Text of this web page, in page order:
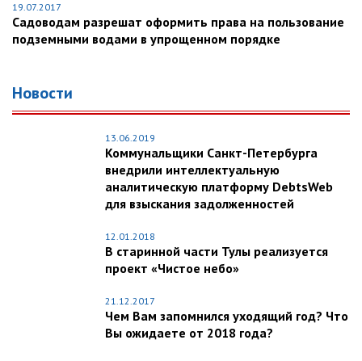
19.07.2017
Садоводам разрешат оформить права на пользование
подземными водами в упрощенном порядке
Новости
13.06.2019
Коммунальщики Санкт-Петербурга
внедрили интеллектуальную
аналитическую платформу DebtsWeb
для взыскания задолженностей
12.01.2018
В старинной части Тулы реализуется
проект «Чистое небо»
21.12.2017
Чем Вам запомнился уходящий год? Что
Вы ожидаете от 2018 года?